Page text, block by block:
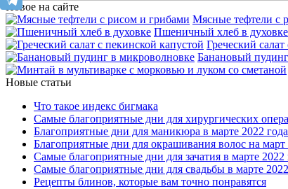
Новое на сайте
Мясные тефтели с
Пшеничный хлеб в духовке
Греческий
Банановый
Новые статьи
Что такое индекс бигмака
Самые благоприятные дни для хирургических
Благоприятные дни для маникюра в марте 2022 года
Благоприятные дни для окрашивания волос на март
Самые благоприятные дни для зачатия в марте 2022
Самые благоприятные дни для свадьбы в марте
Рецепты блинов, которые вам точно понравятся